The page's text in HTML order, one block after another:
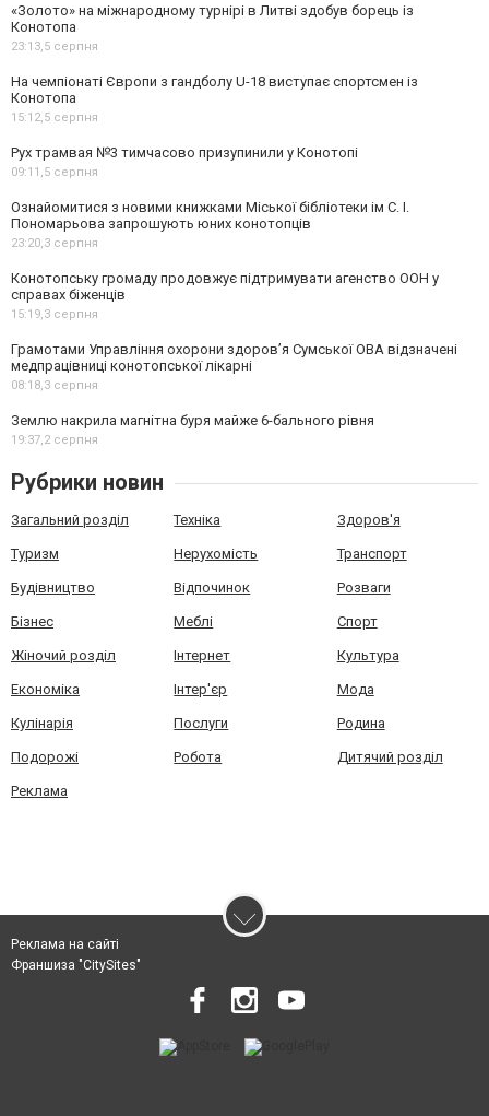
«Золото» на міжнародному турнірі в Литві здобув борець із
Конотопа
23:13,5 серпня
На чемпіонаті Європи з гандболу U-18 виступає спортсмен із
Конотопа
15:12,5 серпня
Рух трамвая №3 тимчасово призупинили у Конотопі
09:11,5 серпня
Ознайомитися з новими книжками Міської бібліотеки ім С. І.
Пономарьова запрошують юних конотопців
23:20,3 серпня
Конотопську громаду продовжує підтримувати агенство ООН у
справах біженців
15:19,3 серпня
Грамотами Управління охорони здоров’я Сумської ОВА відзначені
медпрацівниці конотопської лікарні
08:18,3 серпня
Землю накрила магнітна буря майже 6-бального рівня
19:37,2 серпня
Рубрики новин
Загальний розділ Техніка Здоров'я
Туризм Нерухомість Транспорт
Будівництво Відпочинок Розваги
Бізнес Меблі Спорт
Жіночий розділ Інтернет Культура
Економіка Інтер'єр Мода
Кулінарія Послуги Родина
Подорожі Робота Дитячий розділ
Реклама
Реклама на сайті
Франшиза "CitySites"